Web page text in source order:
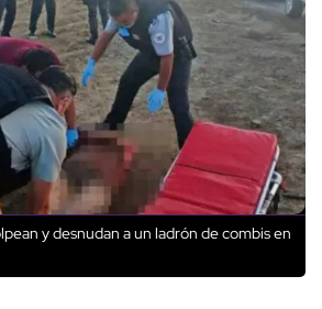
y desnudan a un ladrón de combis en